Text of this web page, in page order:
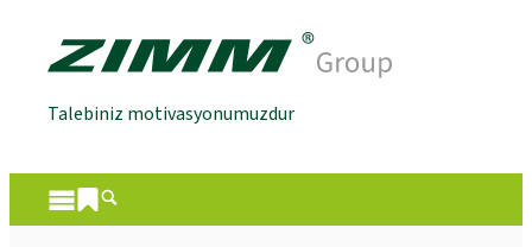
Talebiniz motivasyonumuzdur